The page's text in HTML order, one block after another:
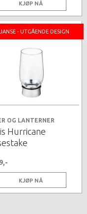
KJØP NÅ
- UTGÅENDE DESIGN
OG LANTERNER
Hurricane
KJØP NÅ